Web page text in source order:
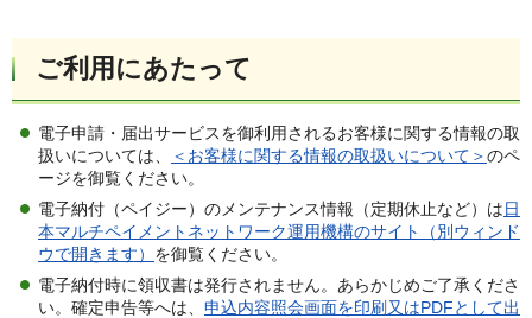
ご利用にあたって
電子申請・届出サービスを御利用されるお客様に関する情報の取
扱いについては、
＜お客様に関する情報の取扱いについて＞のペ
ージを御覧ください。
電子納付（ペイジー）のメンテナンス情報（定期休止など）は日
本マルチペイメントネットワーク運用機構のサイト（別ウィンド
ウで開きます） を御覧ください。
電子納付時に領収書は発行されません。あらかじめご了承くださ
い。確定申告等へは、 申込内容照会画面を印刷又はPDFとして出